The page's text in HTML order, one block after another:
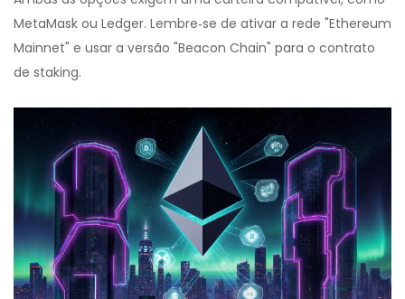
MetaMask ou Ledger. Lembre‑se de ativar a rede "Ethereum
Mainnet" e usar a versão "Beacon Chain" para o contrato
de staking.